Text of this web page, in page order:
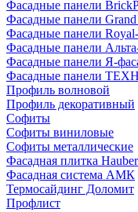
Фасадные панели
Фасадные панели
Фасадные панели
Фасадные панели
Фасадные панели Я-
Фасадные панели
Профиль волновой
Профиль декоративный
Софиты
Софиты виниловые
Софиты металлические
Фасадная плитка
Фасадная система АМК
Термосайдинг Доломит
Профлист